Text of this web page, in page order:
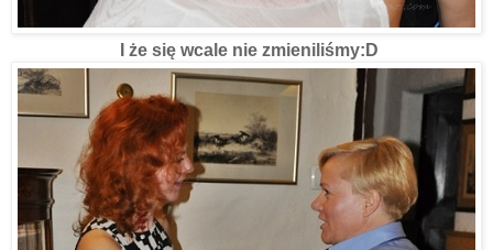
I że się wcale nie zmieniliśmy:D